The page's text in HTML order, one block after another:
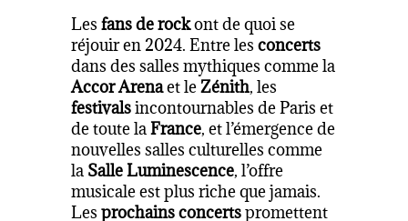
Lesfans de rockont de quoi se
réjouir en 2024. Entre lesconcerts
dans des salles mythiques comme la
Accor Arenaet leZénith, les
festivalsincontournables de Paris et
de toute laFrance, et l’émergence de
nouvelles salles culturelles comme
la Salle Luminescence, l’offre
musicale est plus riche que jamais.
Lesprochains concertspromettent